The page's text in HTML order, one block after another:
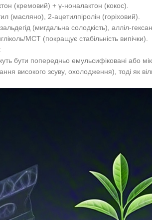
(кремовий) + γ-ноналактон (кокос).
(масляно), 2-ацетилпіролін (горіховий).
(мигдальна солодкість), алліл-
MCT (покращує стабільність випічки).
бути попередньо емульсифіковані або
високого зсуву, охолодження), тоді як